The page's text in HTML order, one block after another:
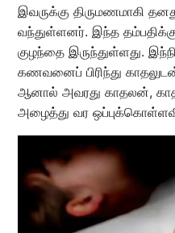
இவருக்கு திருமணமாகி
வந்துள்ளனர். இந்த
குழந்தை இருந்துள்ளது.
கணவனைப் பிரிந்து
ஆனால் அவரது காதலன்,
அழைத்து வர